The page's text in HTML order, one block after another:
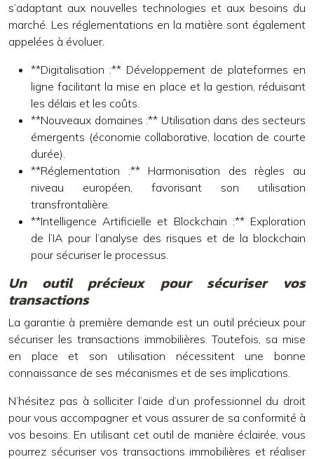
s’adaptant aux nouvelles technologies et aux besoins du
marché. Les réglementations en la matière sont également
appelées à évoluer.
**Digitalisation :** Développement de plateformes en
ligne facilitant la mise en place et la gestion, réduisant
les délais et les coûts.
**Nouveaux domaines :** Utilisation dans des secteurs
émergents (économie collaborative, location de courte
durée).
**Réglementation :** Harmonisation des règles au
niveau européen, favorisant son utilisation
transfrontalière.
**Intelligence Artificielle et Blockchain :** Exploration
de l’IA pour l’analyse des risques et de la blockchain
pour sécuriser le processus.
Un outil précieux pour sécuriser vos
transactions
La garantie à première demande est un outil précieux pour
sécuriser les transactions immobilières. Toutefois, sa mise
en place et son utilisation nécessitent une bonne
connaissance de ses mécanismes et de ses implications.
N’hésitez pas à solliciter l’aide d’un professionnel du droit
pour vous accompagner et vous assurer de sa conformité à
vos besoins. En utilisant cet outil de manière éclairée, vous
pourrez sécuriser vos transactions immobilières et réaliser